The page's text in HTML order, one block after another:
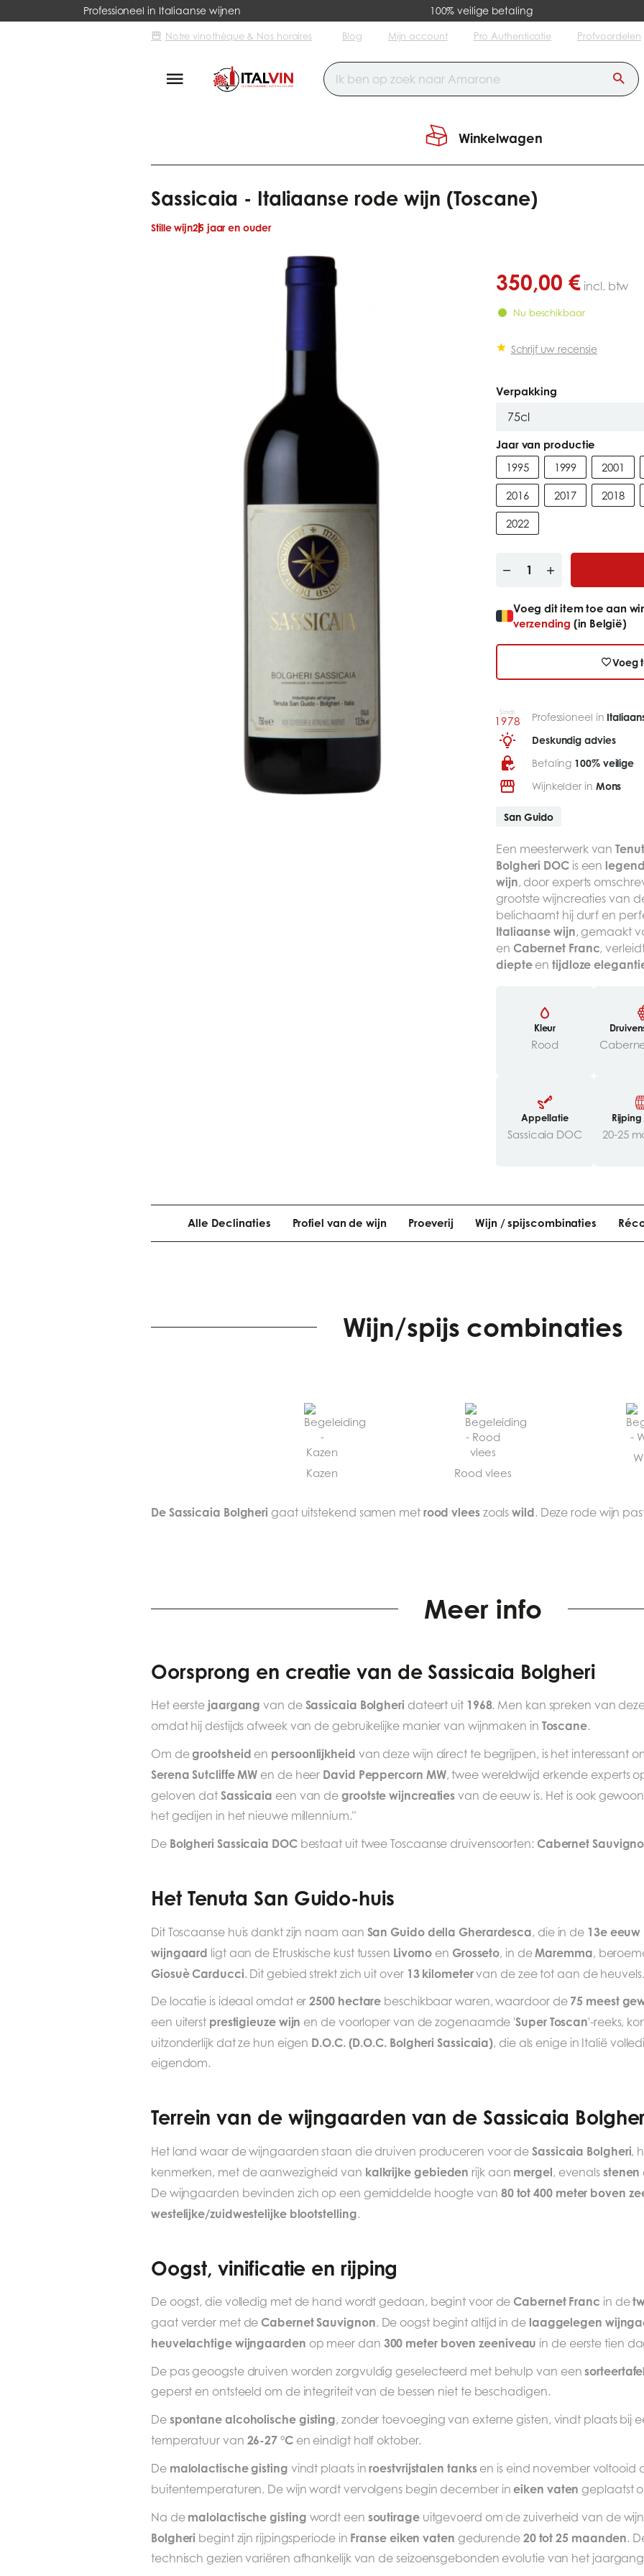
Professioneel in Italiaanse wijnen 100% veilige betaling
Notre vinothèque & Nos horaires Blog Mijn account Pro Authenticatie Profvoordelen
Winkelwagen
Sassicaia - Italiaanse rode wijn (Toscane)
Stille wijn25 jaar en ouder
Nu beschikbaar
350,00 € incl. btw
Verpakking
Jaar van productie
1995 1999 2001
2016 2017 2018
2022
Voeg dit item toe aan
verzending (in België)
Voeg
Schrijf uw recensie
Sinds
1978 Professioneel in
Deskundig advies
Betaling 100% veilige
Wijnkelder in Mons
San Guido
Een meesterwerk van
Bolgheri DOCis een
wijn, door experts
grootste wijncreaties van
belichaamt hij durf en
Italiaanse wijn, gemaakt
en Cabernet Franc,
diepteentijdloze
Kleur
Rood
Appellatie
Sassicaia DOC 20-25
Alle Declinaties Profiel van de wijn Proeverij Wijn / spijscombinaties
Wijn/spijs combinaties
Kazen Rood vlees
De Sassicaia Bolgheri gaat uitstekend samen met rood vleeszoalswild. Deze rode wijn
Meer info
Oorsprong en creatie van de Sassicaia Bolgheri
Het eerste jaargang van de Sassicaia Bolgheri dateert uit 1968. Men kan spreken van
omdat hij destijds afweek van de gebruikelijke manier van wijnmaken in Toscane.
Om degrootsheid en persoonlijkheid van deze wijn direct te begrijpen, is het interessant
Serena Sutcliffe MW en de heer David Peppercorn MW, twee wereldwijd erkende experts
geloven dat Sassicaia een van degrootste wijncreaties van de eeuw is. Het is ook gewoon
het gedijen in het nieuwe millennium."
De Bolgheri Sassicaia DOCbestaat uit twee Toscaanse druivensoorten: Cabernet
Het Tenuta San Guido-huis
Dit Toscaanse huis dankt zijn naam aan San Guido della Gherardesca, die in de 13e eeuw
wijngaard ligt aan de Etruskische kust tussen Livorno en Grosseto, in deMaremma,
Giosuè Carducci. Dit gebied strekt zich uit over 13 kilometervan de zee tot aan de heuvels.
De locatie is ideaal omdat er2500 hectare beschikbaar waren, waardoor de 75 meest
een uiterst prestigieuze wijn en de voorloper van de zogenaamde 'Super Toscan'-reeks,
uitzonderlijk dat ze hun eigen D.O.C. (D.O.C. Bolgheri Sassicaia), die als enige in Italië
eigendom.
Terrein van de wijngaarden van de Sassicaia
Het land waar de wijngaarden staan die druiven produceren voor deSassicaia Bolgheri,
kenmerken, met de aanwezigheid van kalkrijke gebieden rijk aan mergel, evenals stenen
De wijngaarden bevinden zich op een gemiddelde hoogte van 80 tot 400 meter boven
westelijke/zuidwestelijke blootstelling.
Oogst, vinificatie en rijping
De oogst, die volledig met de hand wordt gedaan, begint voor de Cabernet Franc in de
gaat verder met de Cabernet Sauvignon. De oogst begint altijd in de laaggelegen
heuvelachtige wijngaarden op meer dan 300 meter boven zeeniveau in de eerste tien
De pas geoogste druiven worden zorgvuldig geselecteerd met behulp van eensorteertafel
geperst en ontsteeld om de integriteit van de bessen niet te beschadigen.
De spontane alcoholische gisting, zonder toevoeging van externe gisten, vindt plaats bij
temperatuur van 26-27 °Cen eindigt half oktober.
De malolactische gisting vindt plaats inroestvrijstalen tanksen is eind november voltooid
buitentemperaturen. De wijn wordt vervolgens begin december ineiken vaten geplaatst
Na de malolactische gisting wordt een soutirageuitgevoerd om de zuiverheid van de
Bolgheri begint zijn rijpingsperiode in Franse eiken vaten gedurende 20 tot 25 maanden.
technisch gezien variëren afhankelijk van de seizoensgebonden evolutie van het